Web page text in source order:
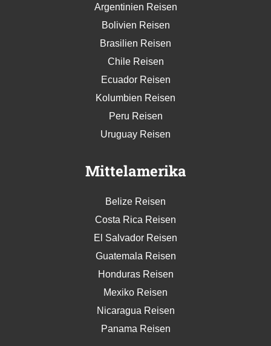
Argentinien Reisen
Bolivien Reisen
Brasilien Reisen
Chile Reisen
Ecuador Reisen
Kolumbien Reisen
Peru Reisen
Uruguay Reisen
Mittelamerika
Belize Reisen
Costa Rica Reisen
El Salvador Reisen
Guatemala Reisen
Honduras Reisen
Mexiko Reisen
Nicaragua Reisen
Panama Reisen